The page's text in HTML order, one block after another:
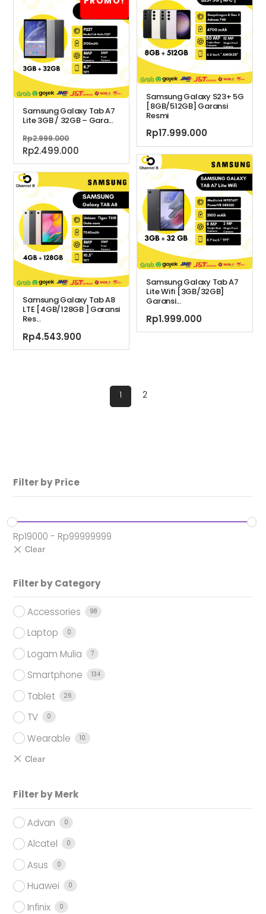
Rp19.750.000.
Samsung Galaxy S23+ 5G
[8GB/512GB] Garansi
Resmi
Rp17.999.000
Samsung Galaxy Tab A7
Lite 3GB / 32GB – Gara...
Rp2.999.000
aslinya
adalah:
Rp2.999.000.
Rp2.499.000
saat
ini
adalah:
Rp2.499.000.
Samsung Galaxy Tab A7
Lite Wifi [3GB/32GB]
Garansi...
Rp1.999.000
Samsung Galaxy Tab A8
LTE [4GB/128GB ] Garansi
Res...
Rp4.543.900
1 2
Filter by Price
Rp19000 - Rp99999999
Filter by Category
Accessories 98
Laptop 0
Logam Mulia 7
Smartphone 134
Tablet 26
TV 0
Wearable 10
Filter by Merk
Advan 0
Alcatel 0
Asus 0
Huawei 0
Infinix 0